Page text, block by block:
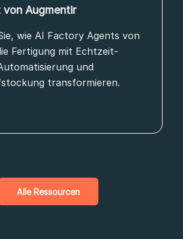
Augmentir
wie AI Factory Agents von
Fertigung mit Echtzeit-
und
transformieren.
Alle Ressourcen